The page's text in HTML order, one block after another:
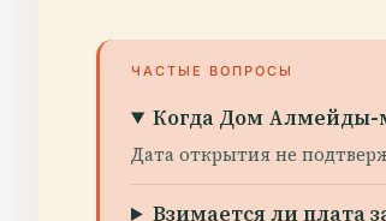
ЧАСТЫЕ ВОПРОСЫ
Когда Дом Алмейды-
Дата открытия не
Взимается ли плата